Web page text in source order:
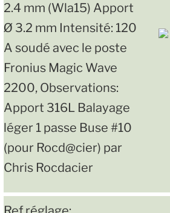
2.4 mm (Wla15) Apport
Ø 3.2 mm Intensité: 120
A soudé avec le poste
Fronius Magic Wave
2200, Observations:
Apport 316L Balayage
léger 1 passe Buse #10
(pour Rocd@cier) par
Chris Rocdacier